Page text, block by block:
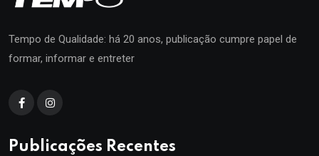
Tempo de Qualidade: há 20 anos, publicação cumpre papel de
formar, informar e entreter
Publicações Recentes